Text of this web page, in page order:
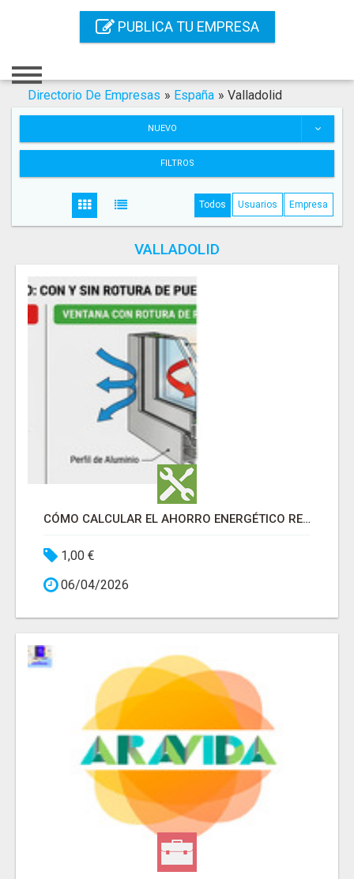
PUBLICA TU EMPRESA
Registro
Servicios SEO
Directorio De Empresas » España » Valladolid
NUEVO
FILTROS
Todos Usuarios Empresa
VALLADOLID
CÓMO CALCULAR EL AHORRO ENERGÉTICO REAL TRAS CAMBIAR LAS VENTANAS
1,00 €
06/04/2026